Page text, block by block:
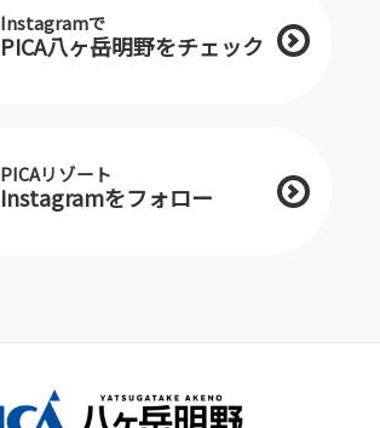
Instagramで
PICA八ヶ岳明野をチェック
PICAリゾート
Instagramをフォロー